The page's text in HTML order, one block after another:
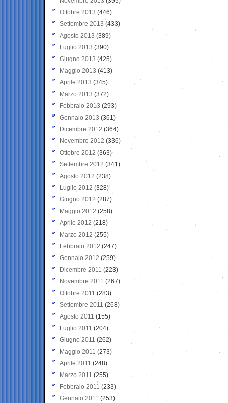
Ottobre 2013 (446)
Settembre 2013 (433)
Agosto 2013 (389)
Luglio 2013 (390)
Giugno 2013 (425)
Maggio 2013 (413)
Aprile 2013 (345)
Marzo 2013 (372)
Febbraio 2013 (293)
Gennaio 2013 (361)
Dicembre 2012 (364)
Novembre 2012 (336)
Ottobre 2012 (363)
Settembre 2012 (341)
Agosto 2012 (238)
Luglio 2012 (328)
Giugno 2012 (287)
Maggio 2012 (258)
Aprile 2012 (218)
Marzo 2012 (255)
Febbraio 2012 (247)
Gennaio 2012 (259)
Dicembre 2011 (223)
Novembre 2011 (267)
Ottobre 2011 (283)
Settembre 2011 (268)
Agosto 2011 (155)
Luglio 2011 (204)
Giugno 2011 (262)
Maggio 2011 (273)
Aprile 2011 (248)
Marzo 2011 (255)
Febbraio 2011 (233)
Gennaio 2011 (253)